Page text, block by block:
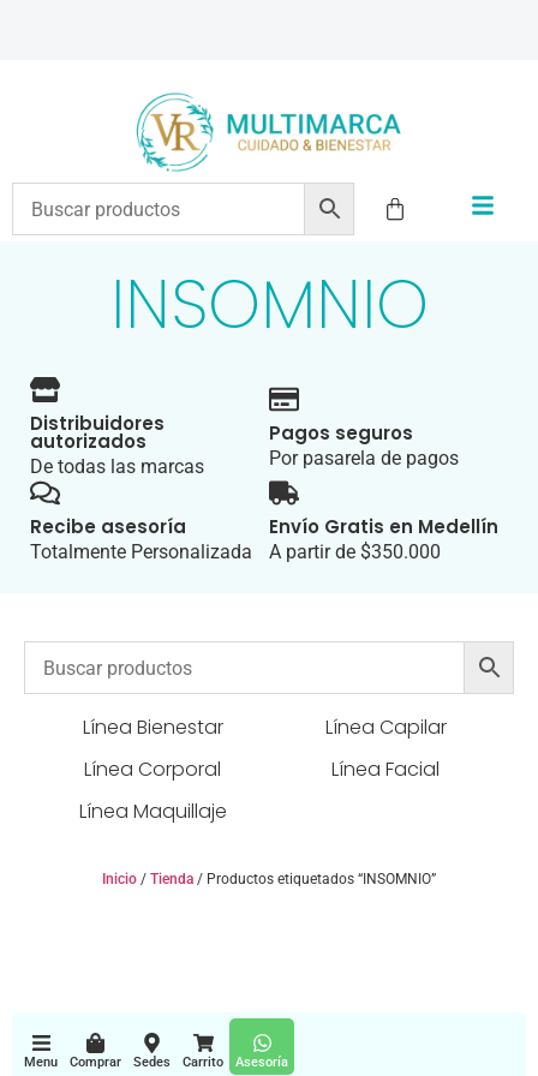
ENVÍOS A TODO EL PAÍS | RECIBIMOS TODOS LOS MEDIOS DE PAGO
INSOMNIO
Distribuidores
autorizados
De todas las marcas
Pagos seguros
Por pasarela de pagos
Recibe asesoría
Totalmente Personalizada
Envío Gratis en Medellín
A partir de $350.000
Línea Bienestar
Línea Capilar
Línea Corporal
Línea Facial
Línea Maquillaje
Inicio / Tienda / Productos etiquetados “INSOMNIO”
Menu Comprar Sedes Carrito Asesoría